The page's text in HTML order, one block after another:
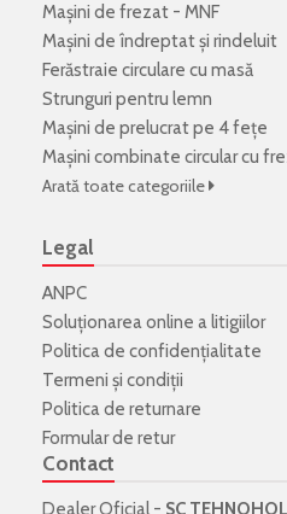
Mașini de frezat - MNF
Mașini de îndreptat și rindeluit
Ferăstraie circulare cu masă
Strunguri pentru lemn
Mașini de prelucrat pe 4 fețe
Mașini combinate circular cu
Arată toate categoriile
Legal
ANPC
Soluționarea online a litigiilor
Politica de confidenţialitate
Termeni şi condiţii
Politica de returnare
Formular de retur
Contact